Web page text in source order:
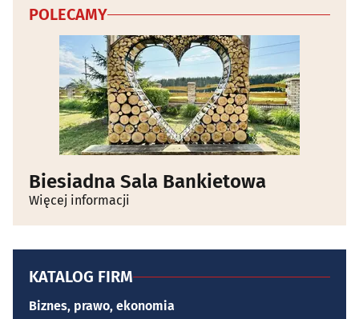
POLECAMY
Biesiadna Sala Bankietowa
Więcej informacji
KATALOG FIRM
Biznes, prawo, ekonomia